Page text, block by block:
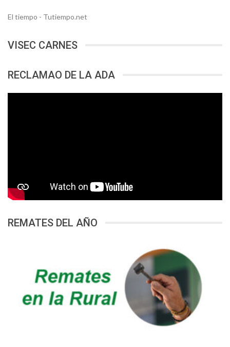
El tiempo - Tutiempo.net
VISEC CARNES
RECLAMAO DE LA ADA
REMATES DEL AÑO